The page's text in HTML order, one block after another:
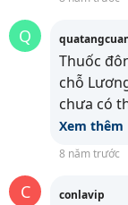
Q
Thuốc
chỗ
chưa có
Xem thêm
8 năm trước
C conlavip